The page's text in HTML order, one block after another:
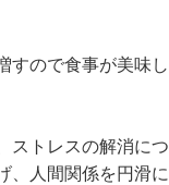
すので食事が美味し
ストレスの解消につ
、人間関係を円滑に